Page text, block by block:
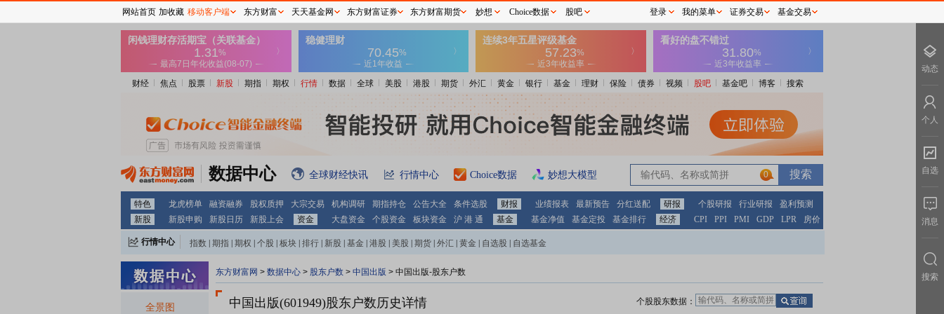
财经 焦点 股票 新股 期指 期权 行情 数据 全球 美股 港股 期货 外汇 黄金 银行 基金 理财 保险 债券 视频 股吧 基金吧 博客 搜索
数据中心 全球财经快讯 行情中心 Choice数据 妙想大模型 0
特色 龙虎榜单 融资融券 股权质押 大宗交易 机构调研 期指持仓 公告大全 条件选股 财报 业绩报表 最新预告 分红送配 研报 个股研报 行业研报
盈利预测
新股
新股申购 新股日历 新股上会 资金 大盘资金 个股资金 板块资金 沪 港 通 基金 基金净值 基金定投 基金排行 经济 CPI PPI PMI GDP LPR 房价
行情中心 指数 期指 期权 个股 板块 排行 新股 基金 港股 美股 期货 外汇 黄金 自选股 自选基金
全景图
东方财富网 > 数据中心 > 股东户数 > 中国出版 > 中国出版-股东户数
中国出版(601949)股东户数历史详情 个股股东数据：
网站首页 加收藏 移动客户端 东方财富 天天基金网 东方财富证券 东方财富期货 妙想 Choice数据 股吧 登录 我的菜单 证券交易 基金交易
动态
个人
自选
消息
搜索